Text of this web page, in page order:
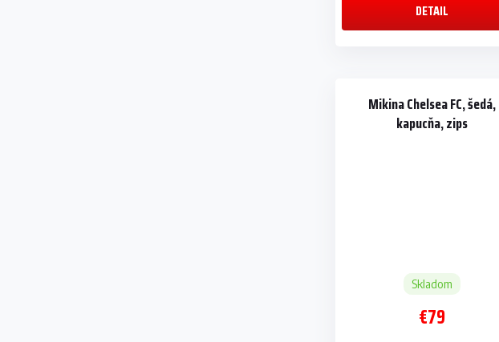
DETAIL
Mikina Chelsea FC, šedá,
kapucňa, zips
Skladom
€79